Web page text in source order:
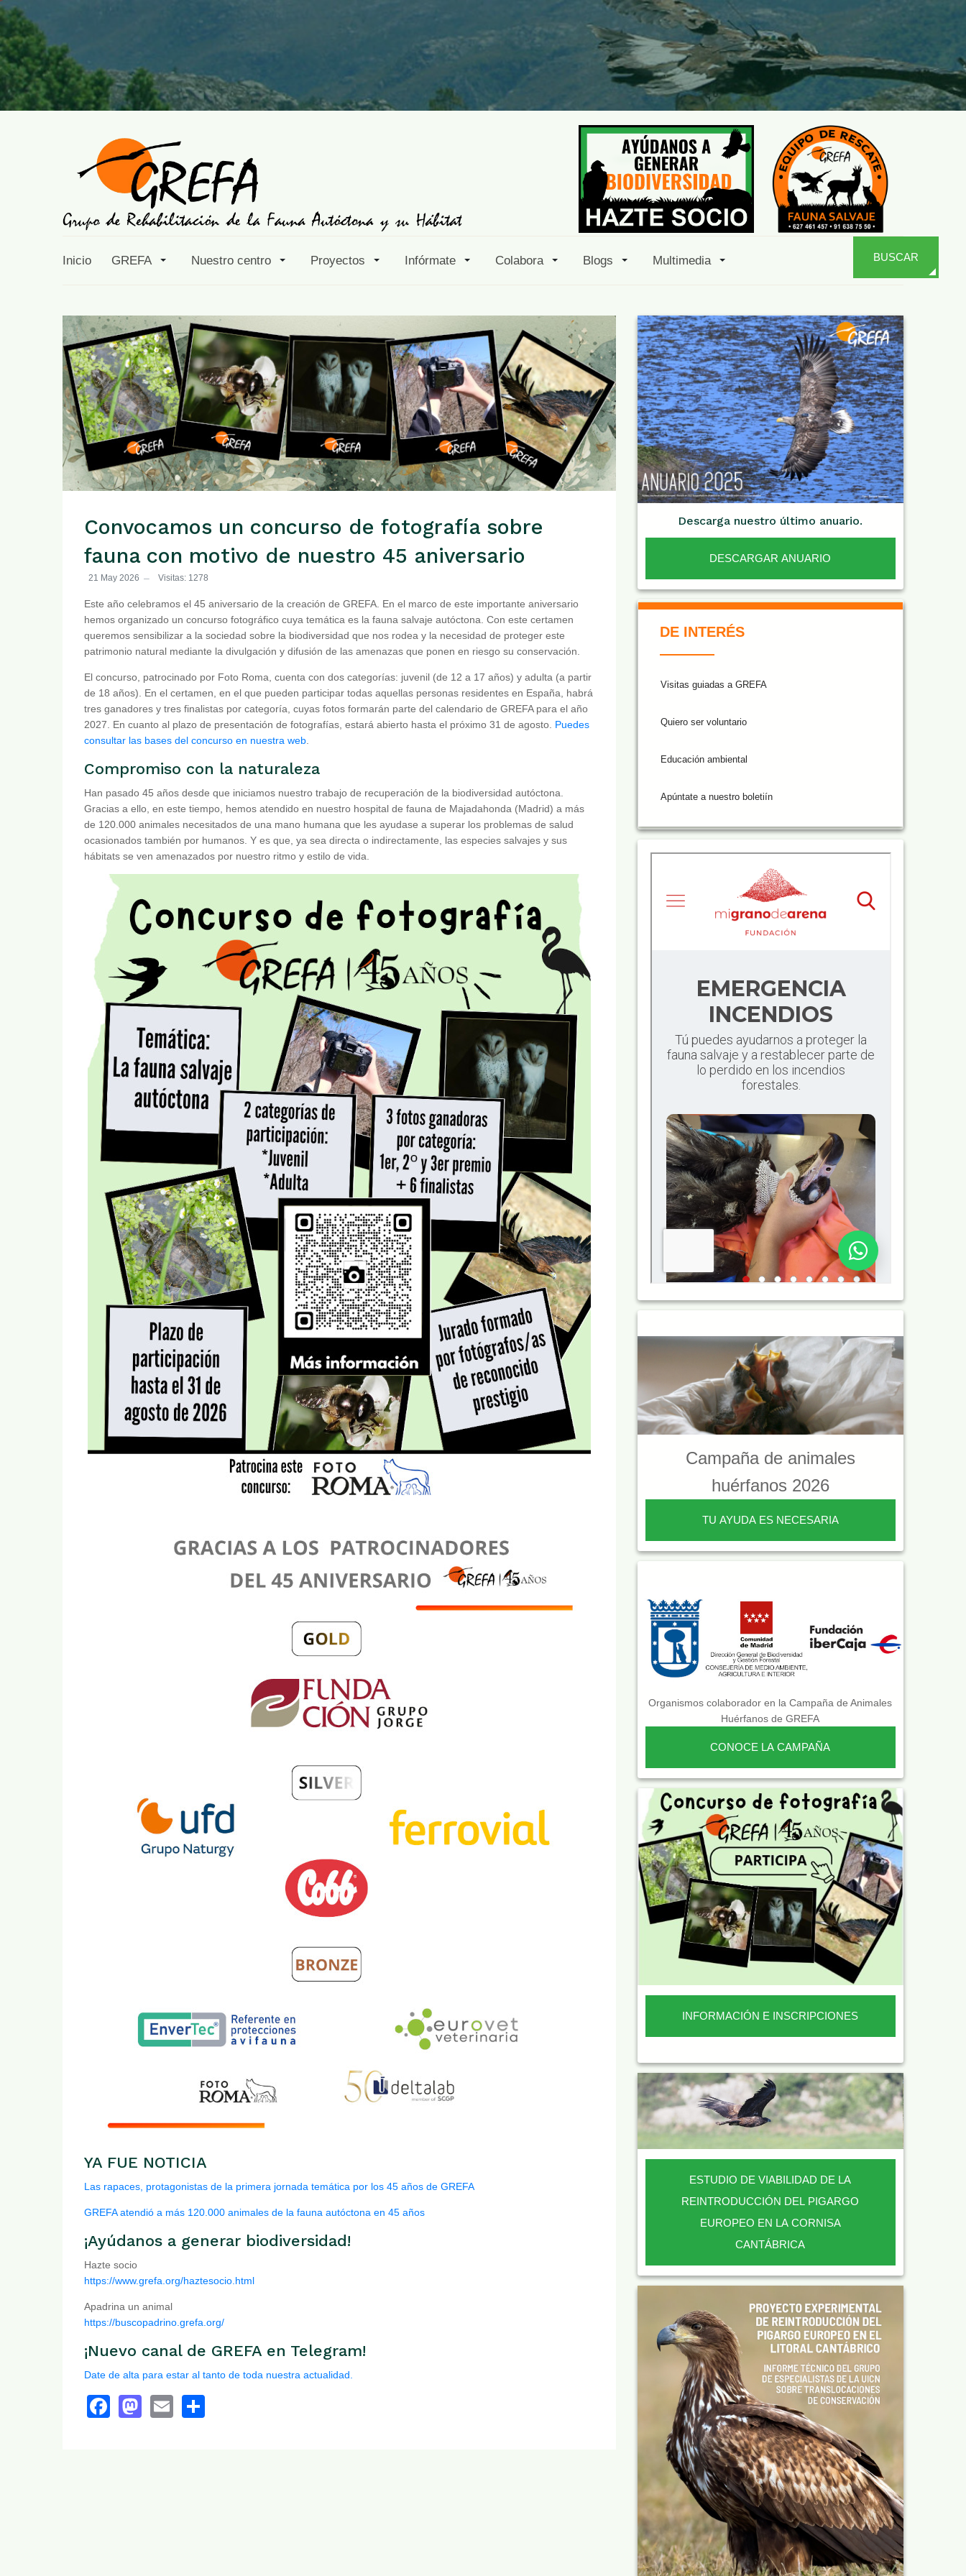
Inicio GREFA Nuestro centro Proyectos Infórmate Colabora Blogs Multimedia BUSCAR
Convocamos un concurso de fotografía sobre
fauna con motivo de nuestro 45 aniversario
21 May 2026 Visitas: 1278
Este año celebramos el 45 aniversario de la creación de GREFA. En el marco de este importante aniversario
hemos organizado un concurso fotográfico cuya temática es la fauna salvaje autóctona. Con este certamen
queremos sensibilizar a la sociedad sobre la biodiversidad que nos rodea y la necesidad de proteger este
patrimonio natural mediante la divulgación y difusión de las amenazas que ponen en riesgo su conservación.
El concurso, patrocinado por Foto Roma, cuenta con dos categorías: juvenil (de 12 a 17 años) y adulta (a partir
de 18 años). En el certamen, en el que pueden participar todas aquellas personas residentes en España, habrá
tres ganadores y tres finalistas por categoría, cuyas fotos formarán parte del calendario de GREFA para el año
2027. En cuanto al plazo de presentación de fotografías, estará abierto hasta el próximo 31 de agosto. Puedes
consultar las bases del concurso en nuestra web
Compromiso con la naturaleza
Han pasado 45 años desde que iniciamos nuestro trabajo de recuperación de la biodiversidad autóctona.
Gracias a ello, en este tiempo, hemos atendido en nuestro hospital de fauna de Majadahonda (Madrid) a más
de 120.000 animales necesitados de una mano humana que les ayudase a superar los problemas de salud
ocasionados también por humanos. Y es que, ya sea directa o indirectamente, las especies salvajes y sus
hábitats se ven amenazados por nuestro ritmo y estilo de vida.
YA FUE NOTICIA
Las rapaces, protagonistas de la primera jornada temática por los 45 años de GREFA
GREFA atendió a más 120.000 animales de la fauna autóctona en 45 años
¡Ayúdanos a generar biodiversidad!
Hazte socio
https://www.grefa.org/haztesocio.html
Apadrina un animal
https://buscopadrino.grefa.org/
¡Nuevo canal de GREFA en Telegram!
Date de alta para estar al tanto de toda nuestra actualidad.
Facebook
Mastodon
Email
Descarga nuestro último anuario.
DESCARGAR ANUARIO
DE INTERÉS
Visitas guiadas a GREFA
Quiero ser voluntario
Educación ambiental
Apúntate a nuestro boletiín
Campaña de animales
huérfanos 2026
TU AYUDA ES NECESARIA
Organismos colaborador en la Campaña de Animales
Huérfanos de GREFA
CONOCE LA CAMPAÑA
INFORMACIÓN E INSCRIPCIONES
ESTUDIO DE VIABILIDAD DE LA
REINTRODUCCIÓN DEL PIGARGO
EUROPEO EN LA CORNISA
CANTÁBRICA